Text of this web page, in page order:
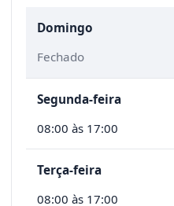
Domingo
Fechado
Segunda-feira
08:00 às 17:00
Terça-feira
08:00 às 17:00